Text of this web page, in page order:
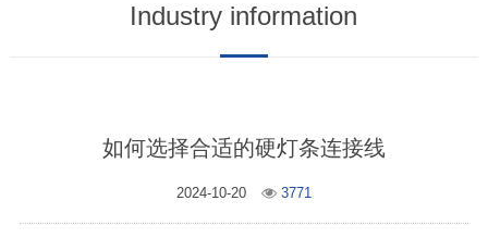
Industry information
如何选择合适的硬灯条连接线
2024-10-20 3771